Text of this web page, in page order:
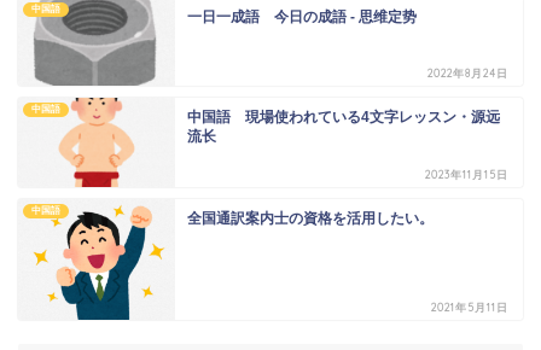
中国語 一日一成語 今日の成語 - 思维定势
2022年8月24日
中国語
中国語 現場使われている4文字レッスン・源远
流长
2023年11月15日
中国語 全国通訳案内士の資格を活用したい。
2021年5月11日